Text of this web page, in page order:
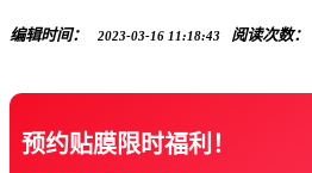
编辑时间： 2023-03-16 11:18:43 阅读次数：
预约贴膜限时福利！